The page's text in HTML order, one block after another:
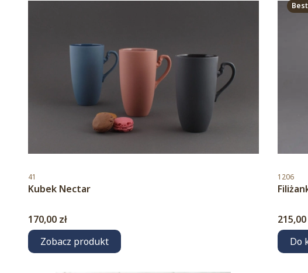
Kod produktu
41
Kubek Nectar
Cena
170,00 zł
Zobacz produkt
Kod
1206
Cena
215,00
Do